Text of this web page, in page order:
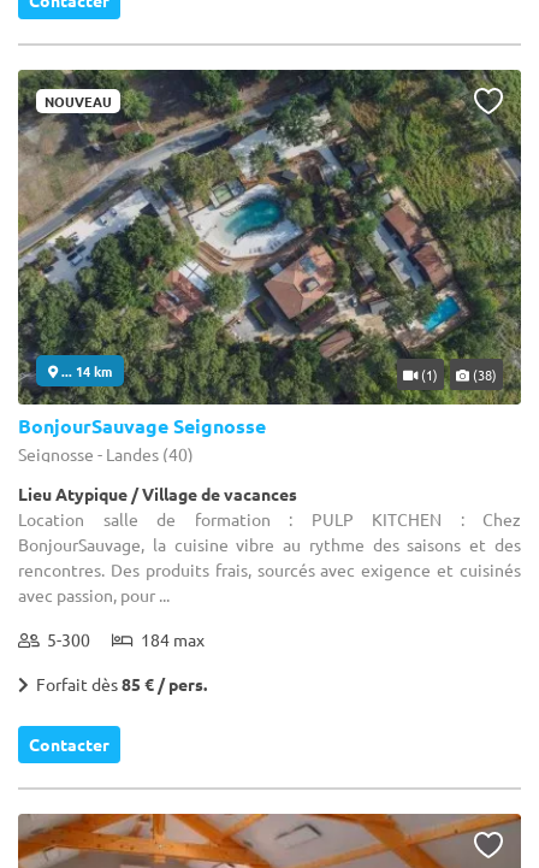
NOUVEAU
... 14 km (1) (38)
BonjourSauvage Seignosse
Seignosse - Landes (40)
Lieu Atypique / Village de vacances
Location salle de formation : PULP KITCHEN​ : Chez
BonjourSauvage, la cuisine vibre au rythme des saisons et des
rencontres. Des produits frais, sourcés avec exigence et cuisinés
avec passion, pour ...
5-300 184 max
Forfait dès85 € / pers.
Contacter